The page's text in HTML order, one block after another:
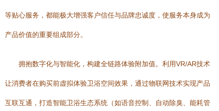
等贴心服务，都能极大增强客户信任与品牌忠诚度，使服务本身成为
产品价值的重要组成部分。
拥抱数字化与智能化，构建全链路体验附加值。利用VR/AR技术
让消费者在购买前虚拟体验卫浴空间效果，通过物联网技术实现产品
互联互通，打造智能卫浴生态系统（如语音控制、自动除臭、能耗管